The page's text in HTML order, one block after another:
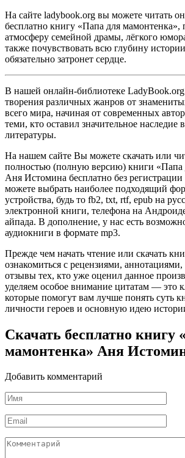
На сайте ladybook.org вы можете читать
бесплатно книгу «Папа для мамонтенка»,
атмосферу семейной драмы, лёгкого
также почувствовать всю глубину
обязательно затронет сердце.
В нашей онлайн-библиотеке
творения различных жанров от
всего мира, начиная от современных
теми, кто оставил значительное наследие
литературы.
На нашем сайте Вы можете скачать или
полностью (полную версию) книги «Папа
Аня Истомина бесплатно без
можете выбрать наиболее подходящий
устройства, будь то fb2, txt, rtf, epub на
электронной книги, телефона на
айпада. В дополнение, у нас есть
аудиокниги в формате mp3.
Прежде чем начать чтение или скачать
ознакомиться с рецензиями, аннотациями,
отзывы тех, кто уже оценил данное
уделяем особое внимание цитатам — это
которые помогут вам лучше понять суть
личности героев и основную идею
Скачать бесплатно книгу
мамонтенка» Аня
Добавить комментарий
Имя
*
Email
*
Комментарий